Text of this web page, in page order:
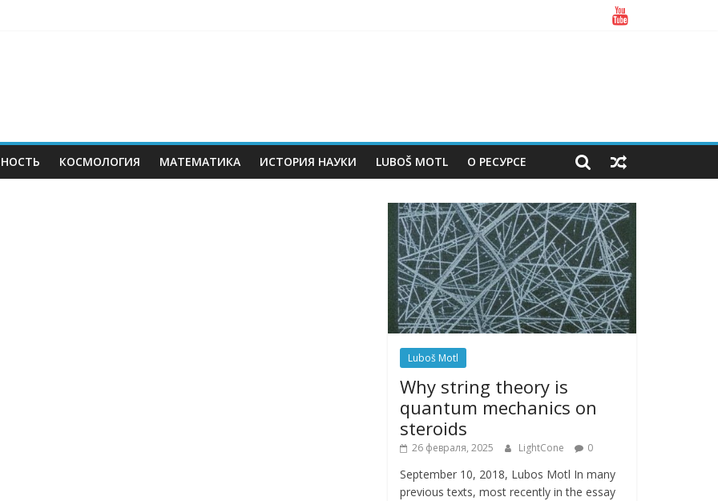
КОСМОЛОГИЯ МАТЕМАТИКА ИСТОРИЯ НАУКИ LUBOŠ MOTL О РЕСУРСЕ
Luboš Motl
Why string theory is
quantum mechanics on
steroids
26 февраля, 2025 LightCone 0
September 10, 2018, Lubos Motl In many
previous texts, most recently in the essay